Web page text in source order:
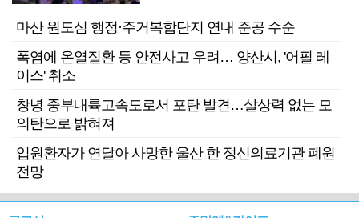
마산 원도심 행정·주거복합단지 연내 준공 수순
폭염에 온열질환 등 안전사고 우려… 양산시, '어필 레
이스' 취소
창녕 중부내륙고속도로서 포탄 발견…살상력 없는 모
의탄으로 밝혀져
입원환자가 연달아 사망한 울산 한 정신의료기관 폐원
전망